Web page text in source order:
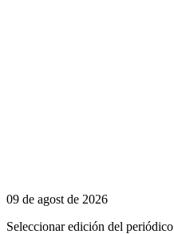
09 de agost de 2026
Seleccionar edición del periódico